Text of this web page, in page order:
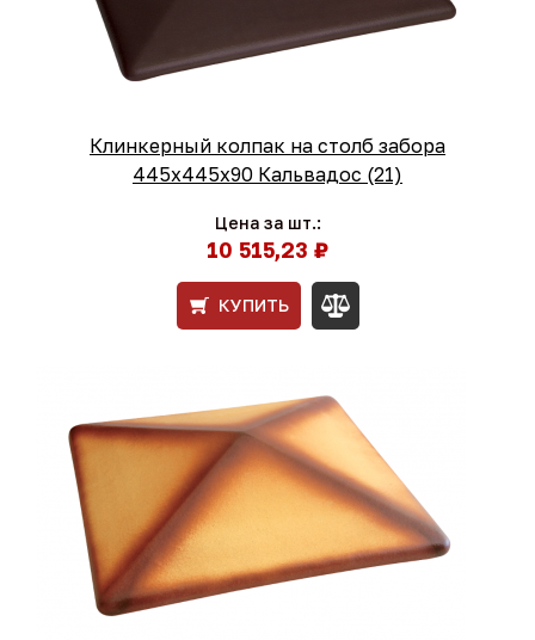
Клинкерный колпак на столб забора
445х445х90 Кальвадос (21)
Цена за шт.:
10 515,23 ₽
КУПИТЬ